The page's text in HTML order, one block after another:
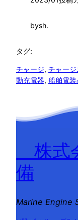
bysh.
タグ:
チャージ, チャージ
動充電器, 船舶電装
株式
備
Marine Engine